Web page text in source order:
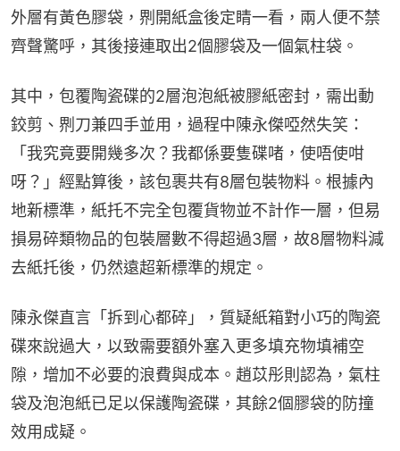
外層有黃色膠袋，𠝹開紙盒後定睛一看，兩人便不禁
齊聲驚呼，其後接連取出2個膠袋及一個氣柱袋。
其中，包覆陶瓷碟的2層泡泡紙被膠紙密封，需出動
鉸剪、𠝹刀兼四手並用，過程中陳永傑啞然失笑：
「我究竟要開幾多次？我都係要隻碟啫，使唔使咁
呀？」經點算後，該包裹共有8層包裝物料。根據內
地新標準，紙托不完全包覆貨物並不計作一層，但易
損易碎類物品的包裝層數不得超過3層，故8層物料減
去紙托後，仍然遠超新標準的規定。
陳永傑直言「拆到心都碎」，質疑紙箱對小巧的陶瓷
碟來說過大，以致需要額外塞入更多填充物填補空
隙，增加不必要的浪費與成本。趙苡彤則認為，氣柱
袋及泡泡紙已足以保護陶瓷碟，其餘2個膠袋的防撞
效用成疑。